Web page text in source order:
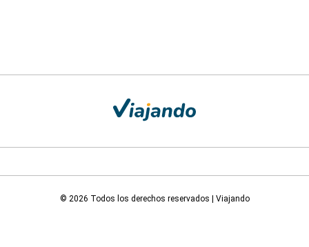
© 2026 Todos los derechos reservados | Viajando